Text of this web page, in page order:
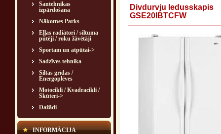
Santehnikas
izpārdošana
Nākotnes Parks
Eļļas radiātori / siltuma
pūtēji / roku žāvētāji
Sportam un atpūtai->
Sadzīves tehnika
Siltās grīdas /
Energoplēves
Motocikli / Kvadracikli /
Skūteri->
Dažādi
INFORMĀCIJA
Divdurvju ledusskapis
GSE20IBTCFW